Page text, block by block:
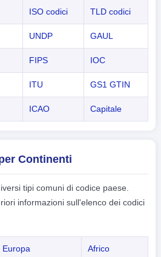
ISO codici TLD codici
UNDP GAUL
FIPS IOC
ITU GS1 GTIN
ICAO Capitale
Continenti
tipi comuni di codice paese.
informazioni sull'elenco dei codici
Europa Africo